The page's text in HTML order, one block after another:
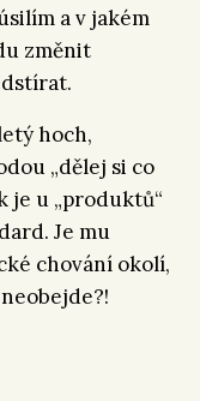
a v jakém
změnit
hoch,
„dělej si co
je u „produktů“
Je mu
chování okolí,